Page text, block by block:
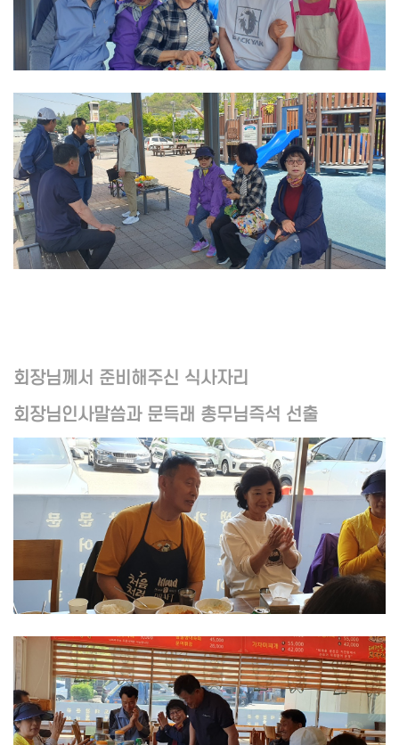
회장님께서 준비해주신 식사자리
회장님인사말씀과 문득래 총무님즉석 선출